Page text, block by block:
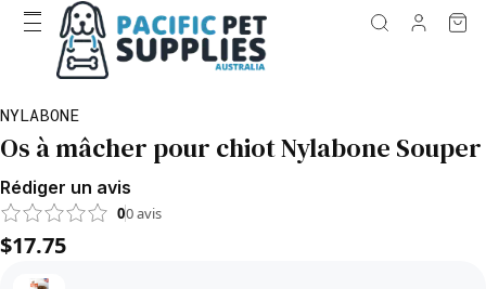
NYLABONE
Os à mâcher pour chiot Nylabone Souper
Rédiger un avis
00avis
$17.75